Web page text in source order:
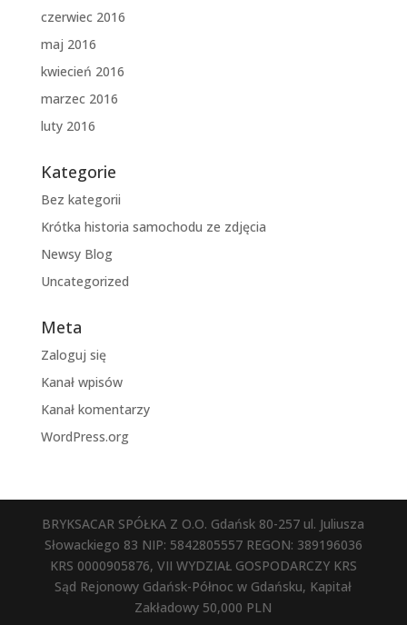
czerwiec 2016
maj 2016
kwiecień 2016
marzec 2016
luty 2016
Kategorie
Bez kategorii
Krótka historia samochodu ze zdjęcia
Newsy Blog
Uncategorized
Meta
Zaloguj się
Kanał wpisów
Kanał komentarzy
WordPress.org
BRYKSACAR SPÓŁKA Z O.O. Gdańsk 80-257 ul. Juliusza
Słowackiego 83 NIP: 5842805557 REGON: 389196036
KRS 0000905876, VII WYDZIAŁ GOSPODARCZY KRS
Sąd Rejonowy Gdańsk-Północ w Gdańsku, Kapitał
Zakładowy 50,000 PLN